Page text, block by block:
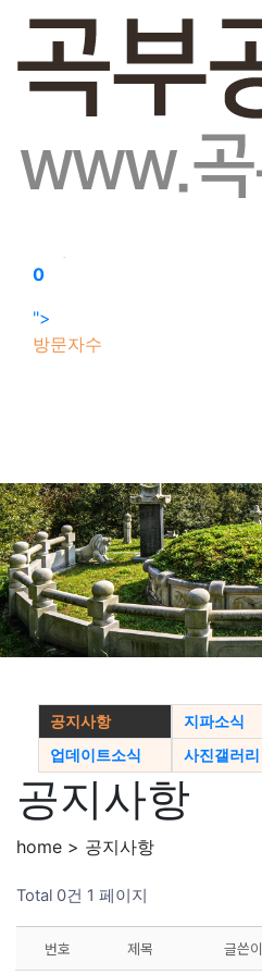
회원가입
로그인
오늘
0
0
최대
0
">
방문자수
공지사항 지파소식
업데이트소식
사진갤러리
공지사항
home > 공지사항
Total 0건 1 페이지
번호 제목 글쓴이